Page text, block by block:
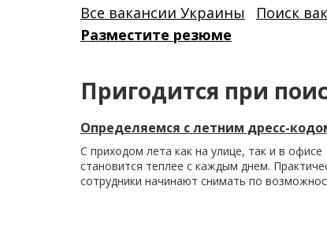
Все вакансии Украины Поиск
Разместите резюме
Пригодится при
Определяемся с летним дресс-
С приходом лета как на улице, так и в офисе
становится теплее с каждым днем.
сотрудники начинают снимать по